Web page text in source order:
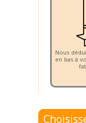
Nous
en bas à